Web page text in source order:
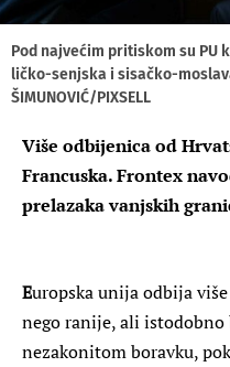
Pod najvećim pritiskom su PU
ličko-senjska i sisačko-
ŠIMUNOVIĆ/PIXSELL
Više odbijenica od
Francuska. Frontex
prelazaka vanjskih
Europska unija odbija
nego ranije, ali
nezakonitom boravku,